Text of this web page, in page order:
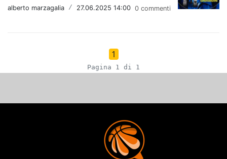
alberto marzagalia / 27.06.2025 14:00 0 commenti
1
Pagina 1 di 1